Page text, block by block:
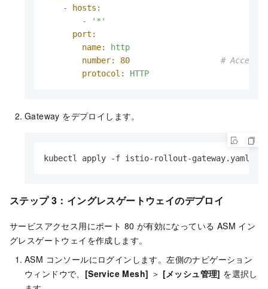
-
hosts:
-
'*'
port:
name:
http
number:
80
# Accept
protocol:
HTTP
Gateway をデプロイします。
kubectl apply -f istio-rollout-gateway.yaml
ステップ 3：イングレスゲートウェイのデプロイ
サービスアクセス用にポート 80 が有効になっている ASM イン
グレスゲートウェイを作成します。
ASM コンソールにログインします。左側のナビゲーション
ウィンドウで、 [Service Mesh] ＞ [メッシュ管理] を選択し